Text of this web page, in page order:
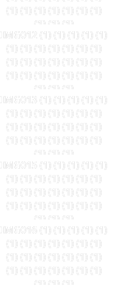
(1) (1) (1) (1) (1) (1) (1)
(1) (1) (1)
IMG012 (1) (1) (1) (1) (1)
(1) (1) (1) (1) (1) (1) (1)
(1) (1) (1) (1) (1) (1) (1)
(1) (1) (1) (1) (1) (1) (1)
(1) (1) (1)
IMG013 (1) (1) (1) (1) (1)
(1) (1) (1) (1) (1) (1) (1)
(1) (1) (1) (1) (1) (1) (1)
(1) (1) (1) (1) (1) (1) (1)
(1) (1) (1)
IMG015 (1) (1) (1) (1) (1)
(1) (1) (1) (1) (1) (1) (1)
(1) (1) (1) (1) (1) (1) (1)
(1) (1) (1) (1) (1) (1) (1)
(1) (1) (1)
IMG016 (1) (1) (1) (1) (1)
(1) (1) (1) (1) (1) (1) (1)
(1) (1) (1) (1) (1) (1) (1)
(1) (1) (1) (1) (1) (1) (1)
(1) (1) (1)